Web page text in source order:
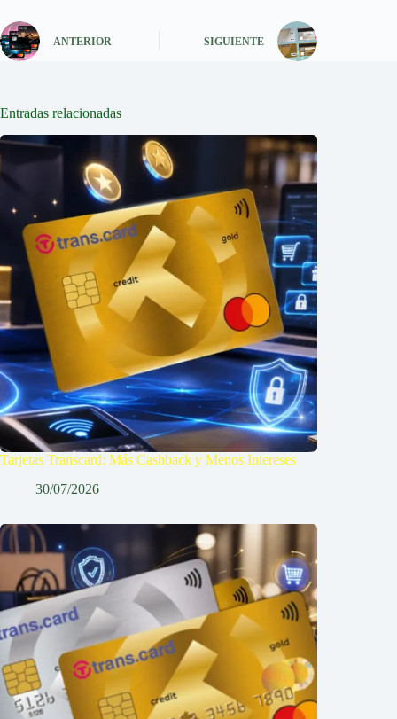
ANTERIOR SIGUIENTE
Entradas relacionadas
Tarjetas Transcard: Más Cashback y Menos Intereses
30/07/2026